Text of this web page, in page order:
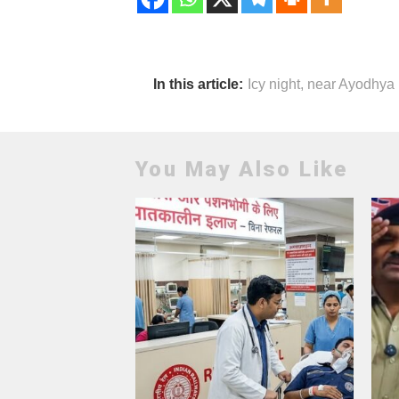
In this article: Icy night, near Ayodhya
You May Also Like